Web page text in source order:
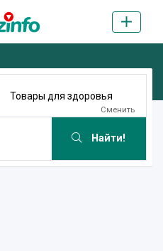
Товары для здоровья
Сменить
Найти!